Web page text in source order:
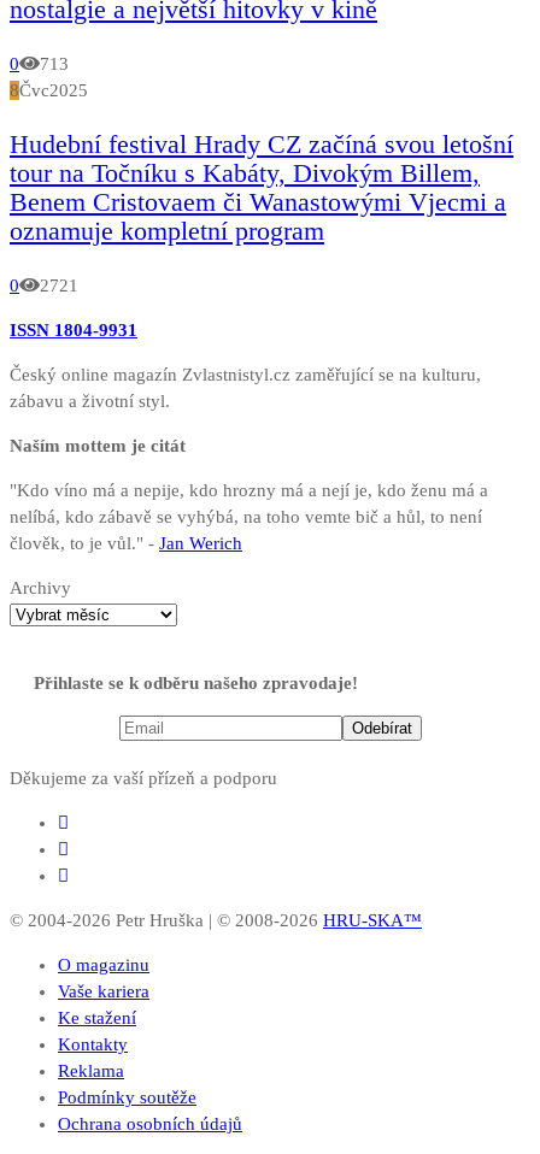
nostalgie a největší hitovky v kině
0
713
8Čvc2025
Hudební festival Hrady CZ začíná svou letošní
tour na Točníku s Kabáty, Divokým Billem,
Benem Cristovaem či Wanastowými Vjecmi a
oznamuje kompletní program
0 2721
ISSN 1804-9931
Český online magazín Zvlastnistyl.cz zaměřující se na kulturu,
zábavu a životní styl.
Naším mottem je citát
"Kdo víno má a nepije, kdo hrozny má a nejí je, kdo ženu má a
nelíbá, kdo zábavě se vyhýbá, na toho vemte bič a hůl, to není
člověk, to je vůl." - Jan Werich
Archivy
Přihlaste se k odběru našeho zpravodaje!
Děkujeme za vaší přízeň a podporu
© 2004-2026 Petr Hruška | © 2008-2026 HRU-SKA™
O magazinu
Vaše kariera
Ke stažení
Kontakty
Reklama
Podmínky soutěže
Ochrana osobních údajů